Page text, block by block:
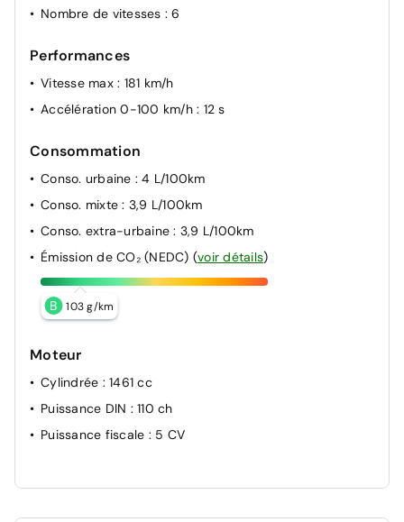
Nombre de vitesses : 6
Performances
Vitesse max : 181 km/h
Accélération 0-100 km/h : 12 s
Consommation
Conso. urbaine : 4 L/100km
Conso. mixte: 3,9 L/100km
Conso. extra-urbaine: 3,9 L/100km
Émission de CO₂ (NEDC) (voir détails)
B 103 g/km
Moteur
Cylindrée : 1461 cc
Puissance DIN : 110 ch
Puissance fiscale : 5 CV